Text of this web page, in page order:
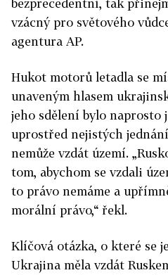
vzácný pro světového
agentura AP.
Hukot motorů letadla se
unaveným hlasem
jeho sdělení bylo naprosto
uprostřed nejistých
nemůže vzdát území.
tom, abychom se vzdali
to právo nemáme a
morální právo,“ řekl.
Klíčová otázka, o které se
Ukrajina měla vzdát